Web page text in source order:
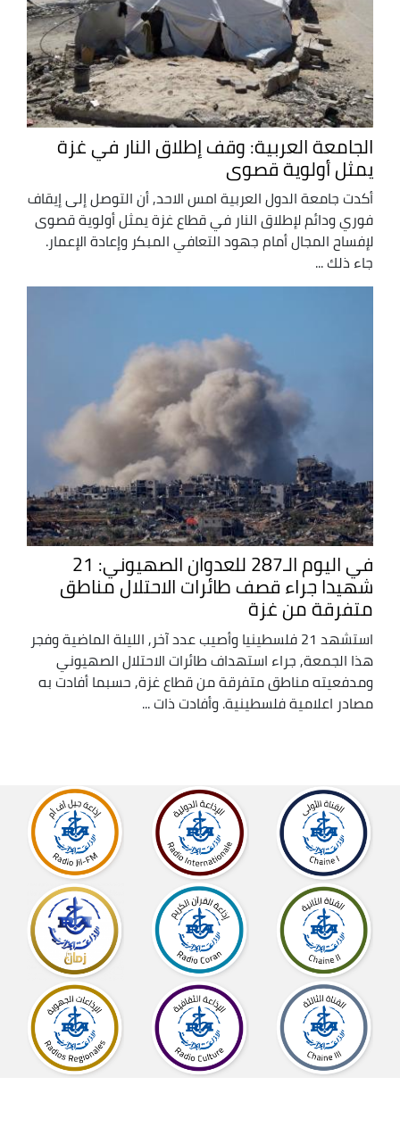
الجامعة العربية: وقف إطلاق النار في غزة
يمثل أولوية قصوى
أكدت جامعة الدول العربية امس الاحد, أن التوصل إلى إيقاف
فوري ودائم لإطلاق النار في قطاع غزة يمثل أولوية قصوى
لإفساح المجال أمام جهود التعافي المبكر وإعادة الإعمار.
جاء ذلك ...
في اليوم الـ287 للعدوان الصهيوني: 21
شهيدا جراء قصف طائرات الاحتلال مناطق
متفرقة من غزة
استشهد 21 فلسطينيا وأصيب عدد آخر, الليلة الماضية وفجر
هذا الجمعة, جراء استهداف طائرات الاحتلال الصهيوني
ومدفعيته مناطق متفرقة من قطاع غزة, حسبما أفادت به
مصادر اعلامية فلسطينية. وأفادت ذات ...